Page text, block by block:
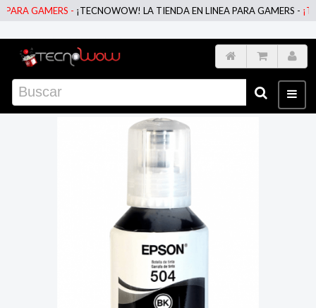
GAMERS -¡TECNOWOW! LA TIENDA EN LINEA PARA GAMERS -